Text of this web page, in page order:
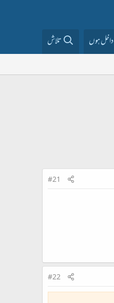
داخل ہوں تلاش
#21
#22